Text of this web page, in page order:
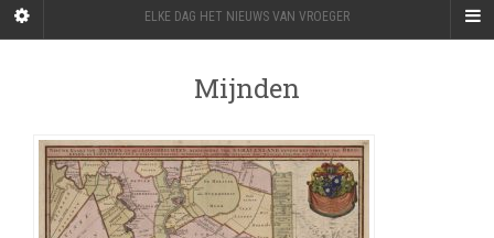
ELKE DAG HET NIEUWS VAN VROEGER
Mijnden